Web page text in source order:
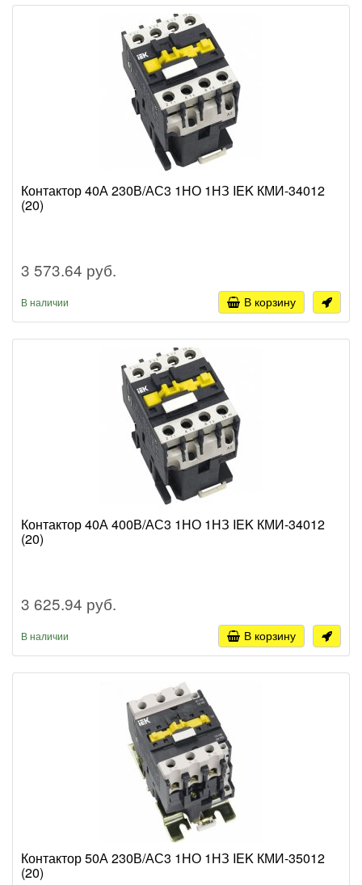
Контактор 40А 230В/АС3 1НО 1НЗ IEK КМИ-34012
(20)
3 573.64 руб.
В наличии В корзину
Контактор 40А 400В/АС3 1НО 1НЗ IEK КМИ-34012
(20)
3 625.94 руб.
В наличии В корзину
Контактор 50А 230В/АС3 1НО 1НЗ IEK КМИ-35012
(20)